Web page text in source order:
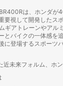
は、ホンダが
要視して開発したス
ギアトレーンやアル
とバイクの一体感を
に登場するスポーツ
近未来フォルム、ホ